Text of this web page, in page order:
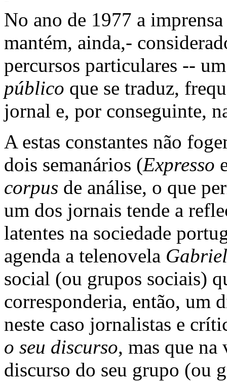
No ano de 1977 a
mantém, ainda,-
percursos particulares --
público que se traduz,
jornal e, por conseguinte,
A estas constantes não
dois semanários (Expresso
corpus de análise, o que
um dos jornais tende a
latentes na sociedade
agenda a telenovela
social (ou grupos sociais)
corresponderia, então, um
neste caso jornalistas e
o seu discurso, mas que na
discurso do seu grupo (ou